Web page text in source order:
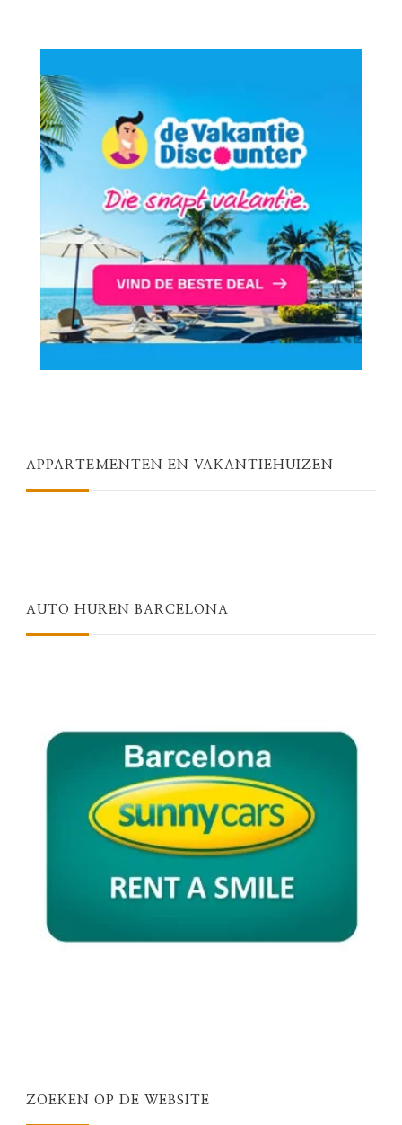
APPARTEMENTEN EN VAKANTIEHUIZEN
AUTO HUREN BARCELONA
ZOEKEN OP DE WEBSITE